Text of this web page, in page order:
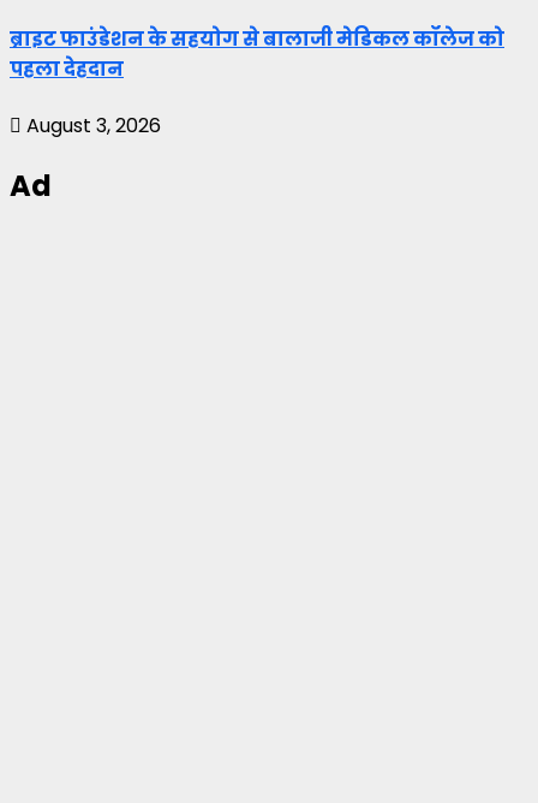
ब्राइट फाउंडेशन के सहयोग से बालाजी मेडिकल कॉलेज को
पहला देहदान
August 3, 2026
Ad